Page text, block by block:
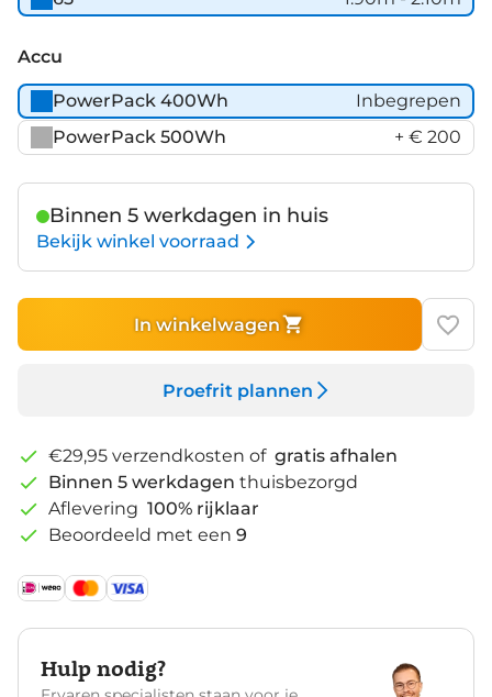
Accu
PowerPack 400Wh
Inbegrepen
PowerPack 500Wh
+ € 200
Binnen 5 werkdagen in huis
Bekijk winkel voorraad
In winkelwagen
Proefrit plannen
€29,95 verzendkosten of gratis afhalen
Binnen 5 werkdagen thuisbezorgd
Aflevering 100% rijklaar
Beoordeeld met een 9
Hulp nodig?